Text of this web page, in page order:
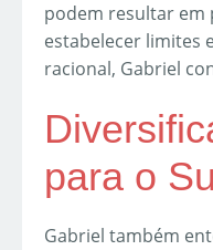
podem resultar em
estabelecer limites
racional, Gabriel
para o
Gabriel também